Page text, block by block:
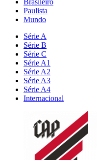
Brasileiro
Paulista
Mundo
Série A
Série B
Série C
Série A1
Série A2
Série A3
Série A4
Internacional